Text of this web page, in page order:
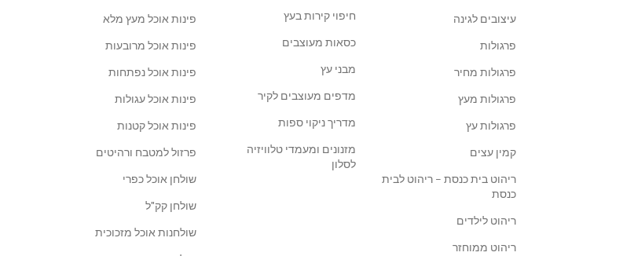
עיצובים לגינה
פרגולות
פרגולות מחיר
פרגולות מעץ
פרגולות עץ
קמין עצים
ריהוט בית כנסת – ריהוט לבית
כנסת
ריהוט לילדים
ריהוט ממוחזר
חיפוי קירות בעץ
כסאות מעוצבים
מבני עץ
מדפים מעוצבים לקיר
מדריך ניקוי ספות
מזנונים ומעמדי טלוויזיה
לסלון
פינות אוכל מעץ מלא
פינות אוכל מרובעות
פינות אוכל נפתחות
פינות אוכל עגולות
פינות אוכל קטנות
פרזול למטבח ורהיטים
שולחן אוכל כפרי
שולחן קק"ל
שולחנות אוכל מזכוכית